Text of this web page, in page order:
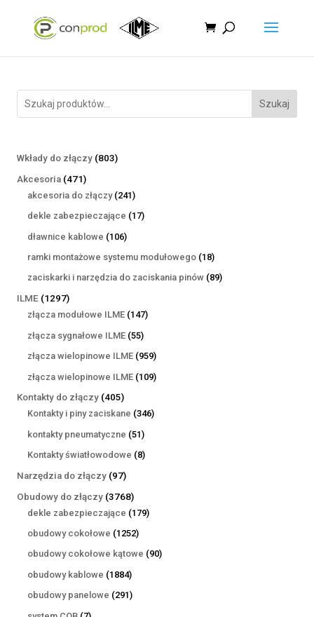
Szukaj
Wkłady do złączy 803803
Akcesoria 471471
produktów
akcesoria do złączy 241241
produktów
dekle zabezpieczające 1717
dławnice kablowe 106106
produktów
ramki montażowe systemu modułowego 1818
produktów
zaciskarki i narzędzia do zaciskania pinów 8989
ILME 12971297
produktów
złącza modułowe ILME 147147
złącza sygnałowe ILME 5555
produktów
złącza wielopinowe ILME 959959
produktów
złącza wielopinowe ILME 109109
Kontakty do złączy 405405
produktów
Kontakty i piny zaciskane 346346
kontakty pneumatyczne 5151
produktów
Kontakty światłowodowe 88
Narzędzia do złączy 9797
produktów
Obudowy do złączy 37683768
produktów
dekle zabezpieczające 179179
obudowy cokołowe 12521252
produkty
obudowy cokołowe kątowe 9090
obudowy kablowe 18841884
produkty
obudowy panelowe 291291